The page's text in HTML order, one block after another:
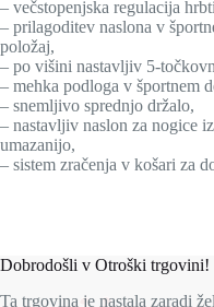
– večstopenjska regulacija
– prilagoditev naslona v
položaj,
– po višini nastavljiv 5-
– mehka podloga v športnem
– snemljivo sprednjo držalo,
– nastavljiv naslon za nogice
umazanijo,
– sistem zračenja v košari za
Dobrodošli v Otroški trgovini!
Ta trgovina je nastala zaradi